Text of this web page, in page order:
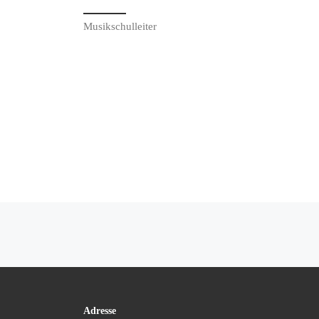
Musikschulleiter
Adresse